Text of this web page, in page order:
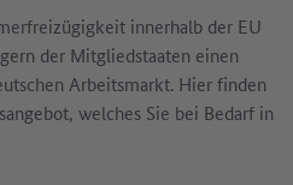
innerhalb der EU
der Mitgliedstaaten einen
Arbeitsmarkt. Hier finden
welches Sie bei Bedarf in